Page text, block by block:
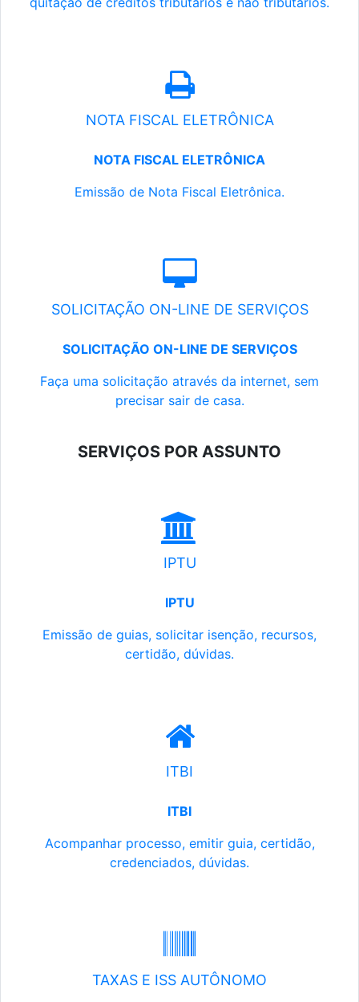
NOTA FISCAL ELETRÔNICA
NOTA FISCAL ELETRÔNICA
Emissão de Nota Fiscal Eletrônica.
SOLICITAÇÃO ON-LINE DE SERVIÇOS
SOLICITAÇÃO ON-LINE DE SERVIÇOS
Faça uma solicitação através da internet, sem
precisar sair de casa.
SERVIÇOS POR ASSUNTO
IPTU
IPTU
Emissão de guias, solicitar isenção, recursos,
certidão, dúvidas.
ITBI
ITBI
Acompanhar processo, emitir guia, certidão,
credenciados, dúvidas.
TAXAS E ISS AUTÔNOMO